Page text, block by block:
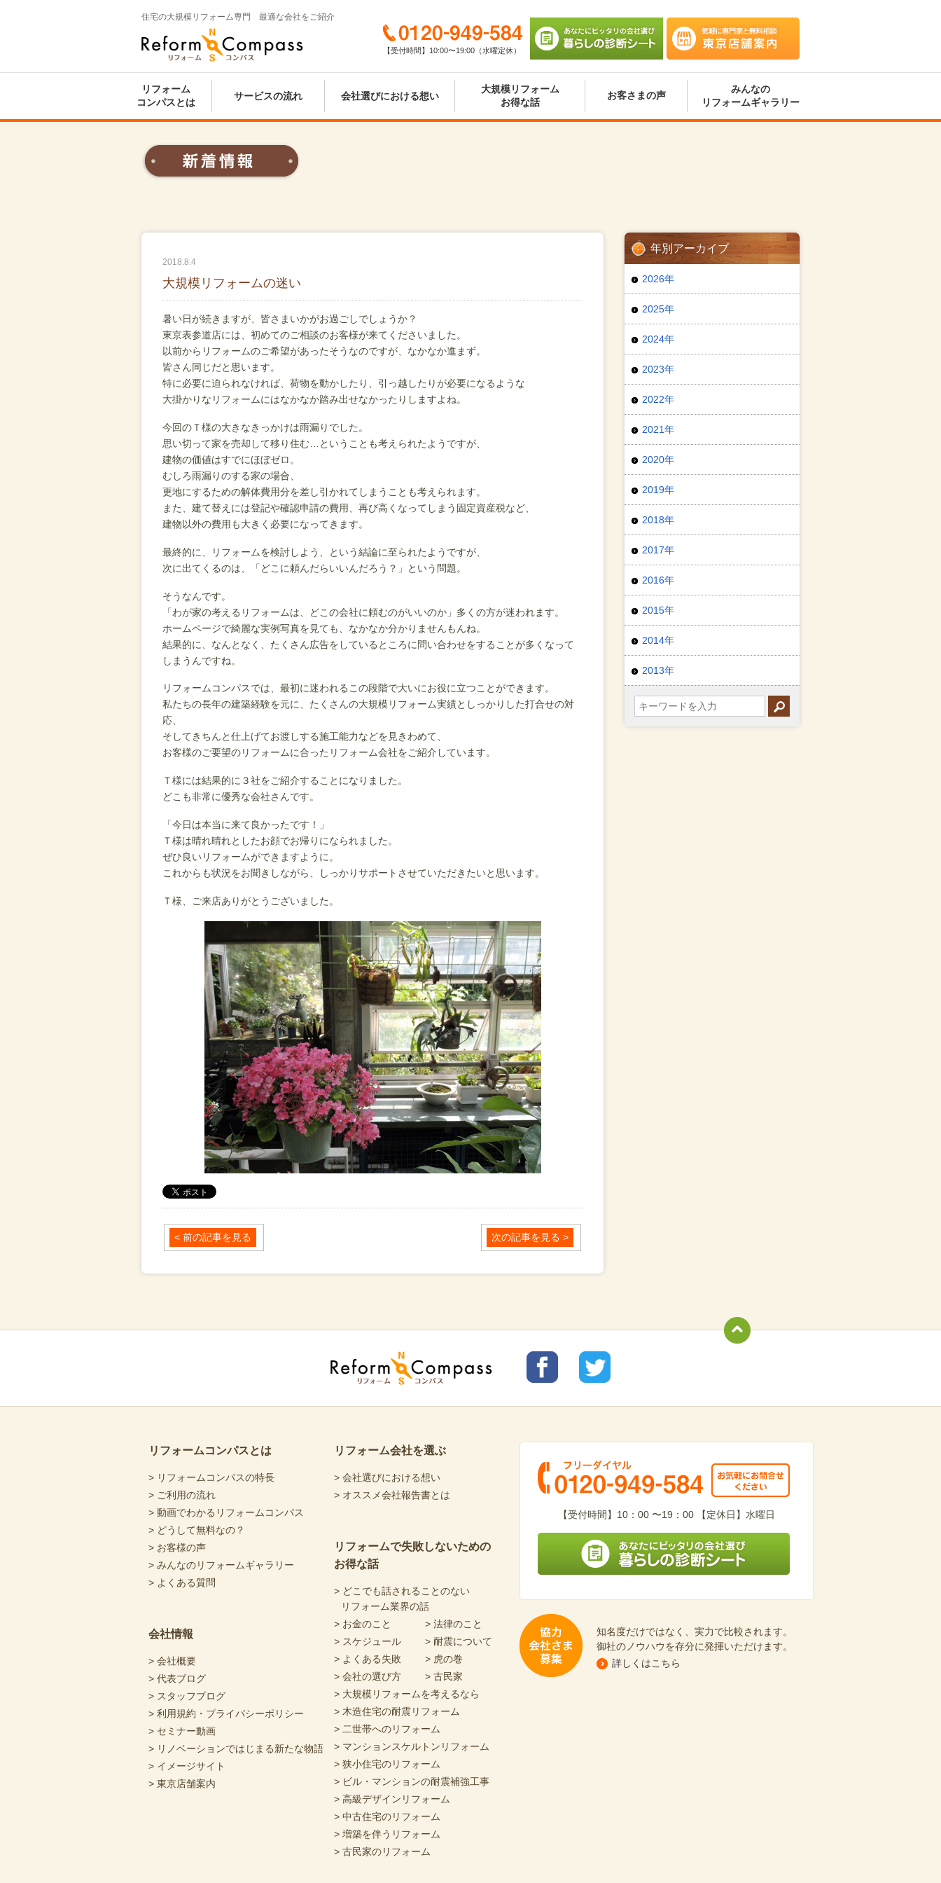
住宅の大規模リフォーム専門 最適な会社をご紹介
ス
店舗案内
び 暮らしの診断シート
0120-949-584
【受付時間】10:00〜19:00（水曜定休）
リフォーム
コンパスとは
サービスの流れ 会社選びにおける想い
大規模リフォーム
お得な話
お客さまの声
みんなの
リフォームギャラリー
2018.8.4
大規模リフォームの迷い
暑い日が続きますが、皆さまいかがお過ごしでしょうか？
東京表参道店には、初めてのご相談のお客様が来てくださいました。
以前からリフォームのご希望があったそうなのですが、なかなか進まず。
皆さん同じだと思います。
特に必要に迫られなければ、荷物を動かしたり、引っ越したりが必要になるような
大掛かりなリフォームにはなかなか踏み出せなかったりしますよね。
今回のＴ様の大きなきっかけは雨漏りでした。
思い切って家を売却して移り住む…ということも考えられたようですが、
建物の価値はすでにほぼゼロ。
むしろ雨漏りのする家の場合、
更地にするための解体費用分を差し引かれてしまうことも考えられます。
また、建て替えには登記や確認申請の費用、再び高くなってしまう固定資産税など、
建物以外の費用も大きく必要になってきます。
最終的に、リフォームを検討しよう、という結論に至られたようですが、
次に出てくるのは、「どこに頼んだらいいんだろう？」という問題。
そうなんです。
「わが家の考えるリフォームは、どこの会社に頼むのがいいのか」多くの方が迷われます。
ホームページで綺麗な実例写真を見ても、なかなか分かりませんもんね。
結果的に、なんとなく、たくさん広告をしているところに問い合わせをすることが多くなって
しまうんですね。
リフォームコンパスでは、最初に迷われるこの段階で大いにお役に立つことができます。
私たちの長年の建築経験を元に、たくさんの大規模リフォーム実績としっかりした打合せの対
応、
そしてきちんと仕上げてお渡しする施工能力などを見きわめて、
お客様のご要望のリフォームに合ったリフォーム会社をご紹介しています。
Ｔ様には結果的に３社をご紹介することになりました。
どこも非常に優秀な会社さんです。
「今日は本当に来て良かったです！」
Ｔ様は晴れ晴れとしたお顔でお帰りになられました。
ぜひ良いリフォームができますように。
これからも状況をお聞きしながら、しっかりサポートさせていただきたいと思います。
Ｔ様、ご来店ありがとうございました。
< 前の記事を見る 次の記事を見る >
年別アーカイブ
2026年
2025年
2024年
2023年
2022年
2021年
2020年
2019年
2018年
2017年
2016年
2015年
2014年
2013年
ス
ームコ
ームコ
リフォームコンパスとは
> リフォームコンパスの特長
> ご利用の流れ
> 動画でわかるリフォームコンパス
> どうして無料なの？
> お客様の声
> みんなのリフォームギャラリー
> よくある質問
会社情報
> 会社概要
> 代表ブログ
> スタッフブログ
> 利用規約・プライバシーポリシー
> セミナー動画
> リノベーションではじまる新たな物語
> イメージサイト
> 東京店舗案内
リフォーム会社を選ぶ
> 会社選びにおける想い
> オススメ会社報告書とは
リフォームで失敗しないための
お得な話
> どこでも話されることのない
リフォーム業界の話
> お金のこと
> 法律のこと
> スケジュール
> 耐震について
> よくある失敗
> 虎の巻
> 会社の選び方
> 古民家
> 大規模リフォームを考えるなら
> 木造住宅の耐震リフォーム
> 二世帯へのリフォーム
> マンションスケルトンリフォーム
> 狭小住宅のリフォーム
> ビル・マンションの耐震補強工事
> 高級デザインリフォーム
> 中古住宅のリフォーム
> 増築を伴うリフォーム
> 古民家のリフォーム
【受付時間】10：00 〜19：00 【定休日】水曜日
知名度だけではなく、実力で比較されます。
御社のノウハウを存分に発揮いただけます。
詳しくはこちら